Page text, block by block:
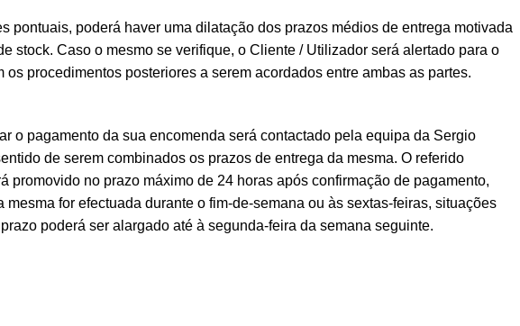
pontuais, poderá haver uma dilatação dos prazos médios de entrega motivada
stock. Caso o mesmo se verifique, o Cliente / Utilizador será alertado para o
os procedimentos posteriores a serem acordados entre ambas as partes.
o pagamento da sua encomenda será contactado pela equipa da Sergio
de serem combinados os prazos de entrega da mesma. O referido
promovido no prazo máximo de 24 horas após confirmação de pagamento,
mesma for efectuada durante o fim-de-semana ou às sextas-feiras, situações
poderá ser alargado até à segunda-feira da semana seguinte.